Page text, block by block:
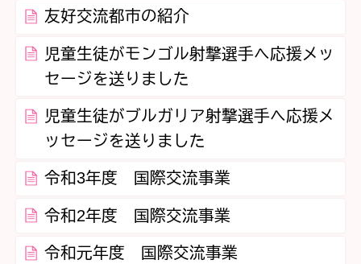
友好交流都市の紹介
児童生徒がモンゴル射撃選手へ応援メッ
セージを送りました
児童生徒がブルガリア射撃選手へ応援メ
ッセージを送りました
令和3年度 国際交流事業
令和2年度 国際交流事業
令和元年度 国際交流事業